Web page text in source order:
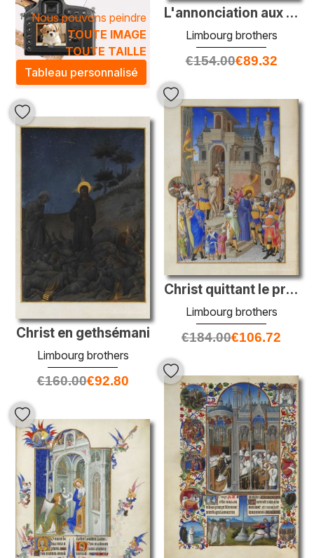
Nous pouvons peindre
TOUTE IMAGE
TOUTE TAILLE
Tableau personnalisé
L'annonciation aux bergers
Limbourg brothers
€154.00€89.32
Christ quittant le praétorium
Limbourg brothers
€184.00€106.72
Christ en gethsémani
Limbourg brothers
€160.00€92.80